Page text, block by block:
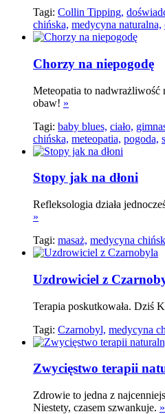
Tagi: Collin Tipping,
chińska, medycyna naturalna,
Chorzy na niepogodę
Meteopatia to nadwrażliwość
obaw! »
Tagi: baby blues, ciało,
chińska, meteopatia, pogoda,
Stopy jak na dłoni
Refleksologia działa
»
Tagi: masaż, medycyna
Uzdrowiciel z
Terapia poskutkowała. Dziś
Tagi: Czarnobyl, medycyna
Zwycięstwo terapii
Zdrowie to jedna z
Niestety, czasem szwankuje. »